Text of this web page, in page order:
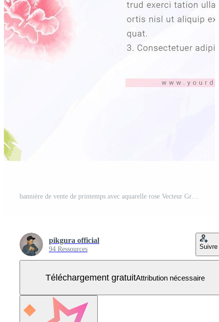
bannière de vente de printemps avec aquarelle rose Vecteur Gratuit
pikgura official
94 Ressources Suivre
Téléchargement gratuitAttribution nécessaire